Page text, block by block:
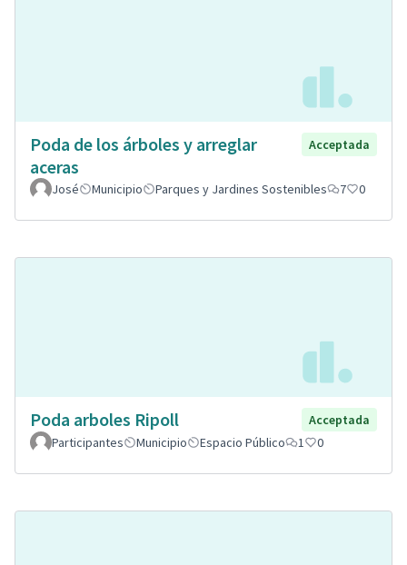
Poda de los árboles y arreglar
aceras
Acceptada
José Municipio Parques y Jardines Sostenibles 7 0
Poda arboles Ripoll
Acceptada
Participantes
Municipio Espacio Público 1 0